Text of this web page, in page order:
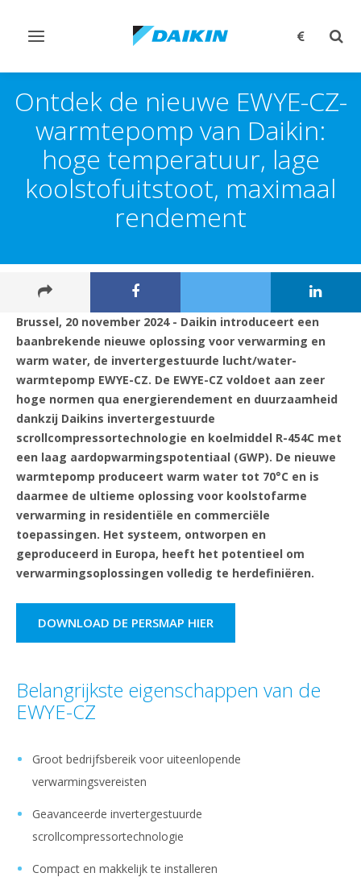
Navigatie
Ontdek de nieuwe EWYE-CZ-
warmtepomp van Daikin:
hoge temperatuur, lage
koolstofuitstoot, maximaal
rendement
Brussel, 20 november 2024 - Daikin introduceert een
baanbrekende nieuwe oplossing voor verwarming en
warm water, de invertergestuurde lucht/water-
warmtepomp EWYE-CZ. De EWYE-CZ voldoet aan zeer
hoge normen qua energierendement en duurzaamheid
dankzij Daikins invertergestuurde
scrollcompressortechnologie en koelmiddel R-454C met
een laag aardopwarmingspotentiaal (GWP). De nieuwe
warmtepomp produceert warm water tot 70°C en is
daarmee de ultieme oplossing voor koolstofarme
verwarming in residentiële en commerciële
toepassingen. Het systeem, ontworpen en
geproduceerd in Europa, heeft het potentieel om
verwarmingsoplossingen volledig te herdefiniëren.
DOWNLOAD DE PERSMAP HIER
Belangrijkste eigenschappen van de
EWYE-CZ
Groot bedrijfsbereik voor uiteenlopende
verwarmingsvereisten
Geavanceerde invertergestuurde
scrollcompressortechnologie
Compact en makkelijk te installeren